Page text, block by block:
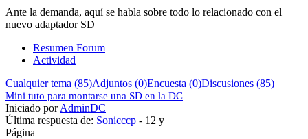
Ante la demanda, aquí se habla sobre todo lo relacionado con el
nuevo adaptador SD
Resumen Forum
Actividad
Cualquier tema (85)Adjuntos (0)Encuesta (0)Discusiones (85)
Mini tuto para montarse una SD en la DC
Iniciado porAdminDC
Última respuesta de: Sonicccp - 12 y
Página